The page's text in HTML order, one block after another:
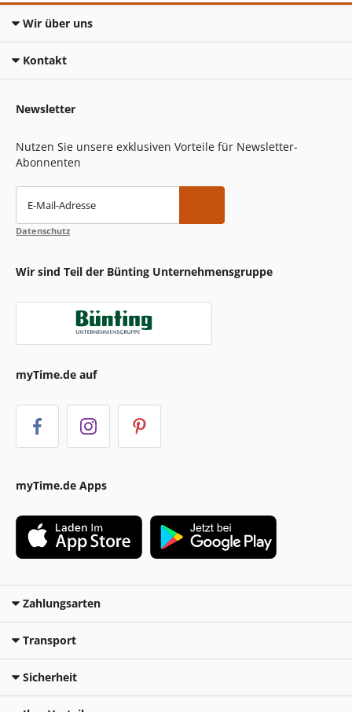
Wir über uns
Kontakt
Newsletter
Nutzen Sie unsere exklusiven Vorteile für Newsletter-
Abonnenten
E-Mail-Adresse
Datenschutz
Wir sind Teil der Bünting Unternehmensgruppe
myTime.de auf
myTime.de Apps
Zahlungsarten
Transport
Sicherheit